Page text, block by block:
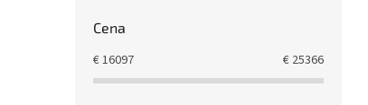
Cena
€16097 € 25366